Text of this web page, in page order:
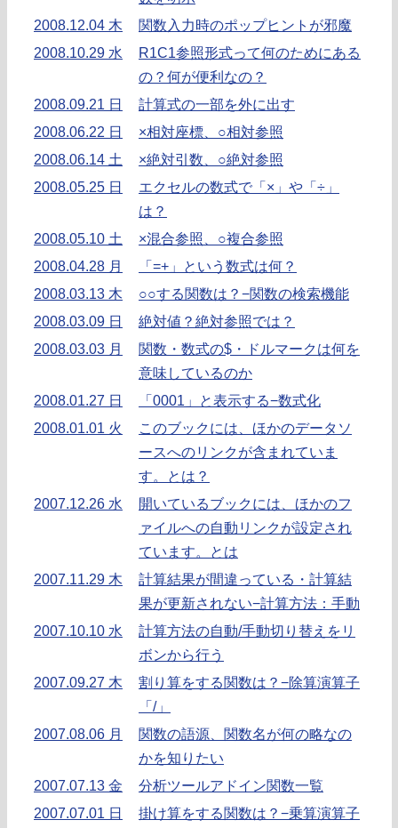
2008.12.04 木
関数入力時のポップヒントが邪魔
2008.10.29 水
R1C1参照形式って何のためにある
の？何が便利なの？
2008.09.21 日
計算式の一部を外に出す
2008.06.22 日
×相対座標、○相対参照
2008.06.14 土
×絶対引数、○絶対参照
2008.05.25 日
エクセルの数式で「×」や「÷」
は？
2008.05.10 土
×混合参照、○複合参照
2008.04.28 月
「=+」という数式は何？
2008.03.13 木
○○する関数は？−関数の検索機能
2008.03.09 日
絶対値？絶対参照では？
2008.03.03 月
関数・数式の$・ドルマークは何を
意味しているのか
2008.01.27 日
「0001」と表示する−数式化
2008.01.01 火
このブックには、ほかのデータソ
ースへのリンクが含まれていま
す。とは？
2007.12.26 水
開いているブックには、ほかのフ
ァイルへの自動リンクが設定され
ています。とは
2007.11.29 木
計算結果が間違っている・計算結
果が更新されない−計算方法：手動
2007.10.10 水
計算方法の自動/手動切り替えをリ
ボンから行う
2007.09.27 木
割り算をする関数は？−除算演算子
「/」
2007.08.06 月
関数の語源、関数名が何の略なの
かを知りたい
2007.07.13 金
分析ツールアドイン関数一覧
2007.07.01 日
掛け算をする関数は？−乗算演算子